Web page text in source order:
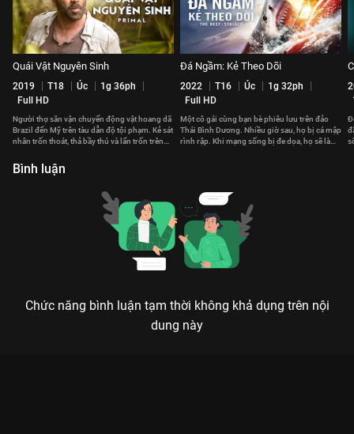
Quái Vật Nguyên Sinh
2019 T18 Úc
1g 36ph
Full HD
Người thợ săn vận chuyển động vật hoang dã
Brazil đến Mỹ trên tàu dẫn độ tội phạm. Kẻ sát
nhân trốn thoát, thả bầy thú và lẩn trốn trên
Đá Ngầm: Kẻ Theo Dõi
2022 T16 Úc
1g 32ph
Full HD
Một cô gái cùng bạn bè phiêu lưu trên đảo
Thái Bình Dương. Nhiều giờ sau, họ bị cá mập
rình rập. Khi mạng sống bị đe dọa, họ sẽ làm
Bình luận
Chức năng bình luận tạm thời không khả dụng trên nội
dung này